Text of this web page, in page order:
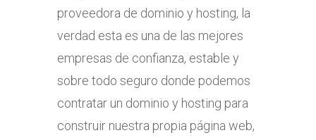
proveedora de dominio y hosting, la
verdad esta es una de las mejores
empresas de confianza, estable y
sobre todo seguro donde podemos
contratar un dominio y hosting para
construir nuestra propia página web,